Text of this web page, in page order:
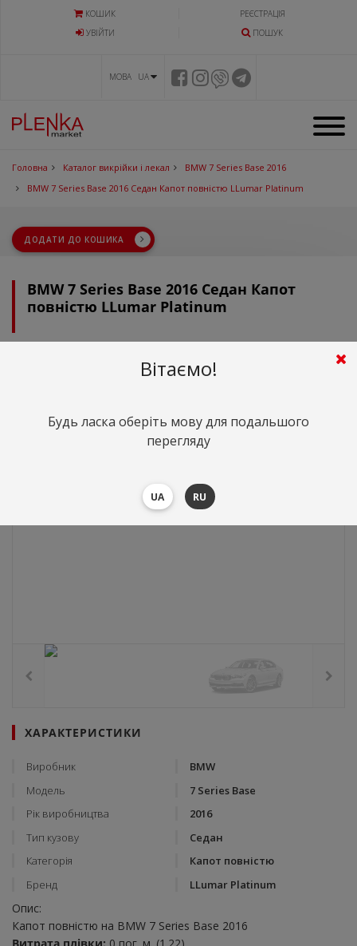
КОШИК
РЕЄСТРАЦІЯ
УВIЙТИ
ПОШУК
МОВА UA
Головна Каталог викрійки і лекал
BMW 7 Series Base 2016
BMW 7 Series Base 2016 Седан Капот повністю LLumar Platinum
ДОДАТИ ДО КОШИКА
BMW 7 Series Base 2016 Седан Капот
повністю LLumar Platinum
грн.($0)
ХАРАКТЕРИСТИКИ
Виробник
BMW
Модель
7 Series Base
Рік виробництва
2016
Тип кузову
Седан
Категорія
Капот повністю
Бренд
LLumar Platinum
Опис:
Капот повністю на BMW 7 Series Base 2016
Витрата плівки: 0 пог. м. (1.22)
Вітаємо!
Будь ласка оберіть мову для подальшого
перегляду
UA RU